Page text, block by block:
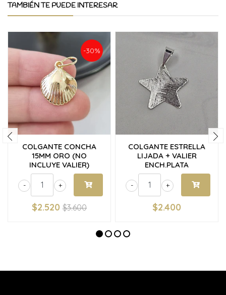
TAMBIÉN TE PUEDE INTERESAR
-30%
COLGANTE CONCHA
15MM ORO (NO
INCLUYE VALIER)
+
-
$2.520 $3.600
COLGANTE ESTRELLA
LIJADA + VALIER
ENCH.PLATA
+
-
$2.400